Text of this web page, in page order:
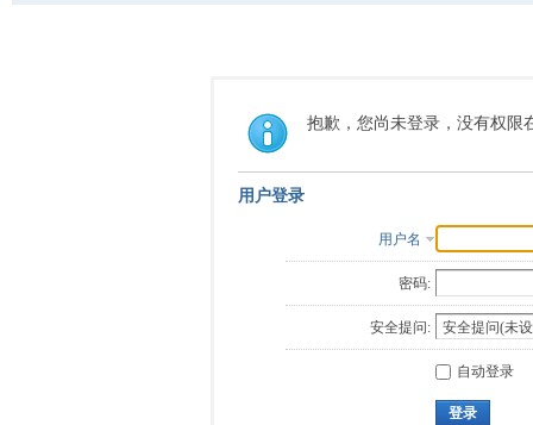
抱歉，您尚未登录，没有权限
用户登录
用户名
密码:
安全提问:
自动登录
登录